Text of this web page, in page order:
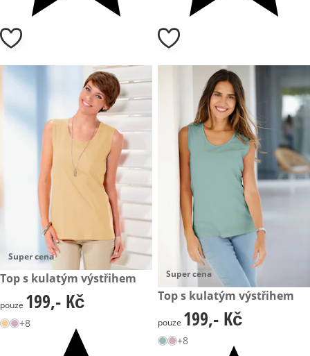
Super cena
199,- Kč
Top s kulatým výstřihem
199,- Kč
pouze 199,- Kč
+8
Super cena
199,- Kč
Top s kulatým výstřihem
199,- Kč
pouze 199,- Kč
+8